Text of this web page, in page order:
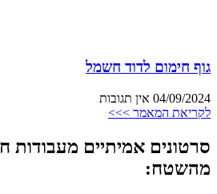
גוף חימום לדוד חשמל
04/09/2024 אין תגובות
לקריאת המאמר >>>
סרטונים אמיתיים
מהשטח: